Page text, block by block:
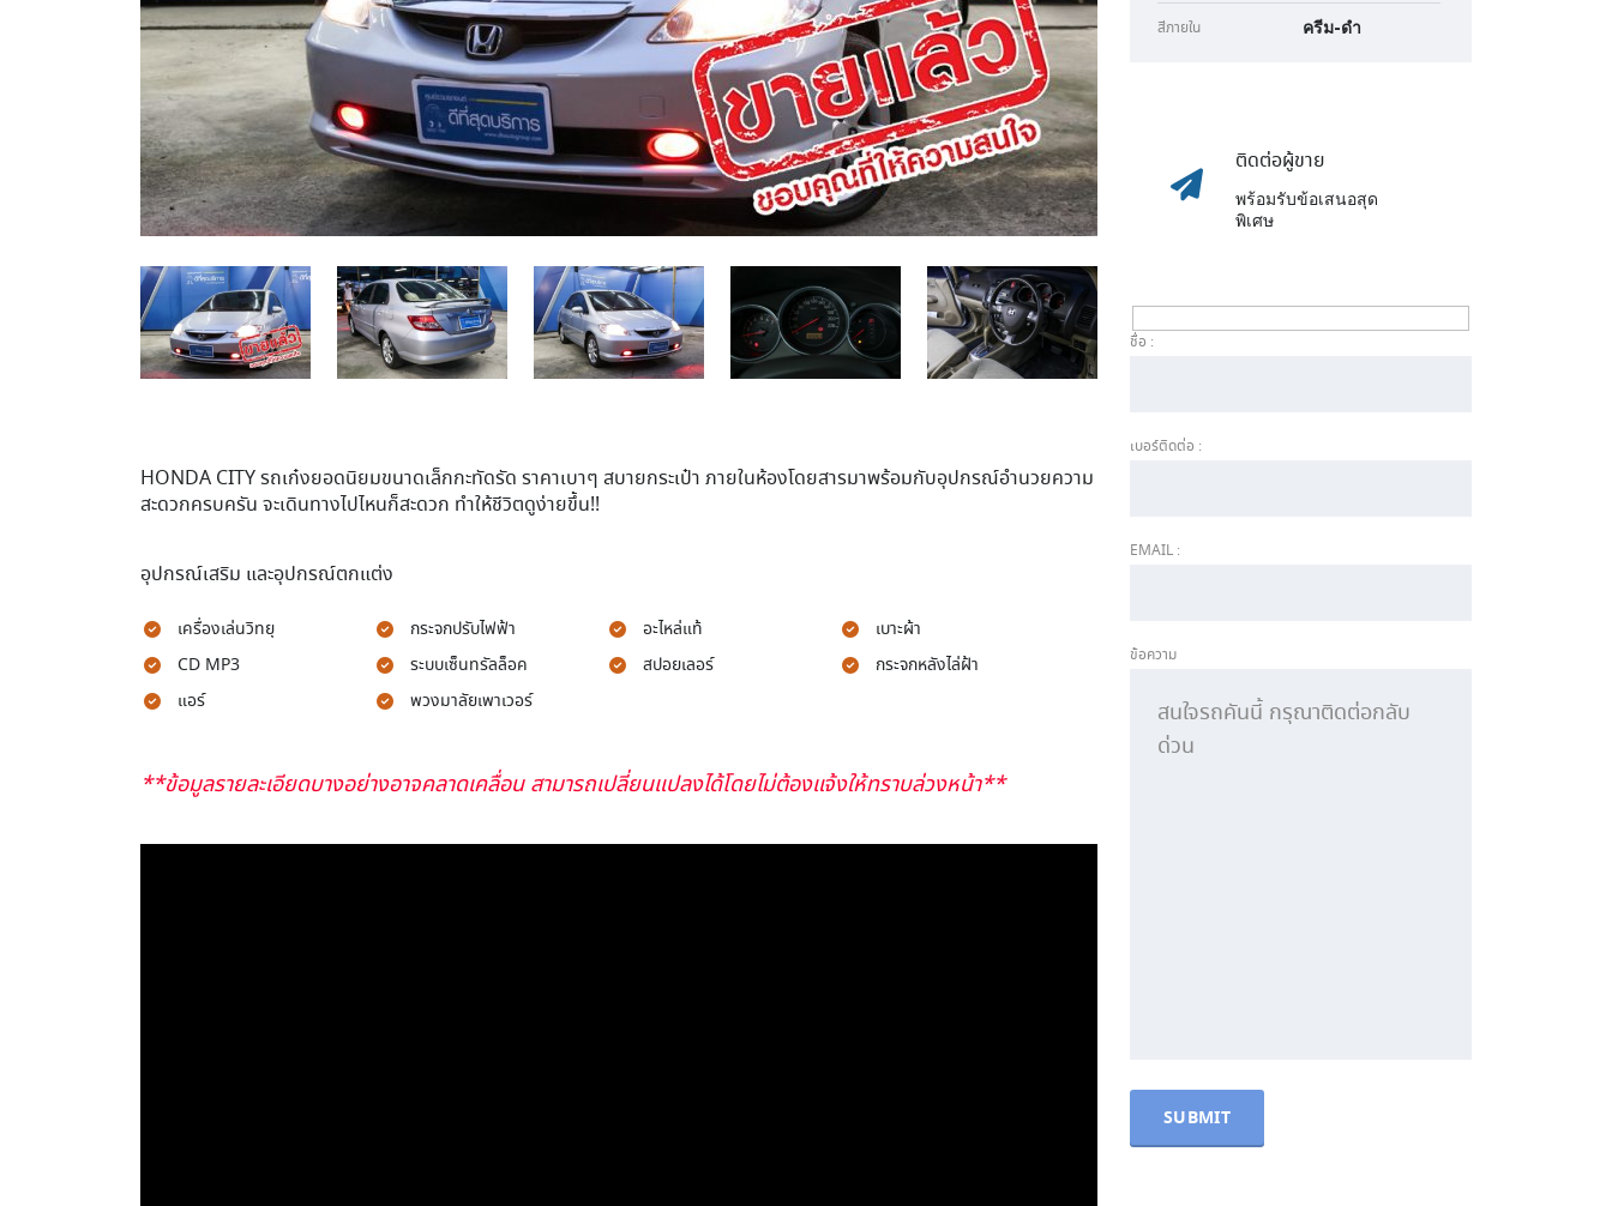
HONDA CITY รถเก๋งยอดนิยมขนาดเล็กกะทัดรัด ราคาเบาๆ สบายกระเป๋า ภายในห้องโดยสารมาพร้อมกับอุปกรณ์อำนวยความ
สะดวกครบครัน จะเดินทางไปไหนก็สะดวก ทำให้ชีวิตดูง่ายขึ้น!!
อุปกรณ์เสริม และอุปกรณ์ตกแต่ง
เครื่องเล่นวิทยุ
CD MP3
แอร์
กระจกปรับไฟฟ้า
ระบบเซ็นทรัลล็อค
พวงมาลัยเพาเวอร์
อะไหล่แท้
สปอยเลอร์
เบาะผ้า
กระจกหลังไล่ฝ้า
**ข้อมูลรายละเอียดบางอย่างอาจคลาดเคลื่อน สามารถเปลี่ยนแปลงได้โดยไม่ต้องแจ้งให้ทราบล่วงหน้า**
สีภายใน ครีม-ดำ
ติดต่อผู้ขาย
พร้อมรับข้อเสนอสุด
พิเศษ
ชื่อ :
เบอร์ติดต่อ :
EMAIL :
ข้อความ